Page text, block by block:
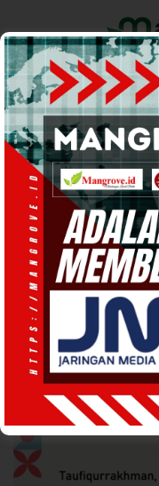
Home Pemerintahan
INFO TANAH PAPUA· 22 Apr